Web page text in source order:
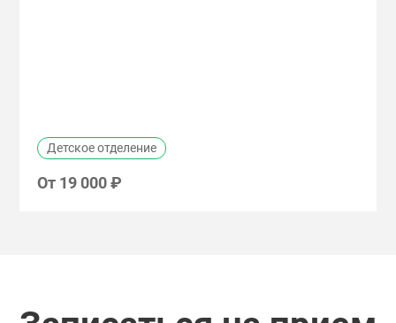
Детское отделение
От 19 000 ₽